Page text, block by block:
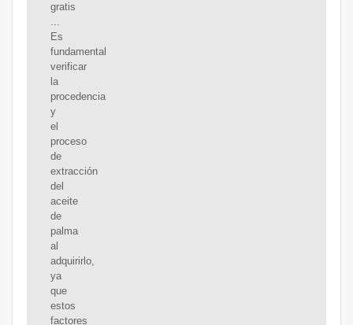
gratis
...
Es
fundamental
verificar
la
procedencia
y
el
proceso
de
extracción
del
aceite
de
palma
al
adquirirlo,
ya
que
estos
factores